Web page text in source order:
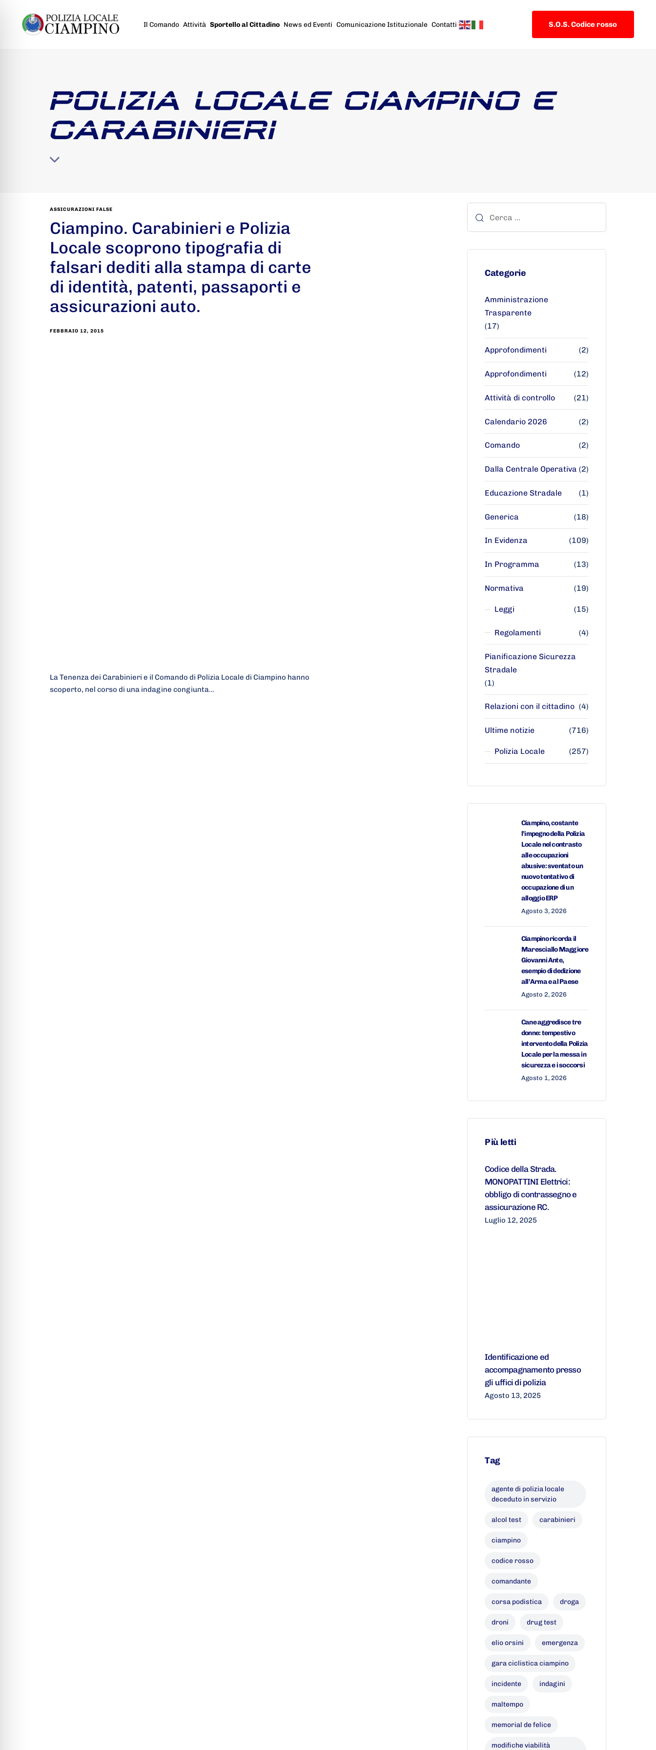
Il Comando Attività Sportello al Cittadino News ed Eventi Comunicazione Istituzionale Contatti S.O.S. Codice rosso
POLIZIA LOCALE CIAMPINO E
CARABINIERI
ASSICURAZIONI FALSE
Ciampino. Carabinieri e Polizia
Locale scoprono tipografia di
falsari dediti alla stampa di carte
di identità, patenti, passaporti e
assicurazioni auto.
FEBBRAIO 12, 2015
La Tenenza dei Carabinieri e il Comando di Polizia Locale di Ciampino hanno
scoperto, nel corso di una indagine congiunta…
Categorie
Amministrazione
Trasparente
(17)
Approfondimenti (2)
Approfondimenti (12)
Attività di controllo (21)
Calendario 2026 (2)
Comando (2)
Dalla Centrale Operativa (2)
Educazione Stradale (1)
Generica (18)
In Evidenza (109)
In Programma (13)
Normativa (19)
Leggi (15)
Regolamenti (4)
Pianificazione Sicurezza
Stradale
(1)
Relazioni con il cittadino (4)
Ultime notizie (716)
Polizia Locale (257)
Ciampino, costante
l’impegno della Polizia
Locale nel contrasto
alle occupazioni
abusive: sventato un
nuovo tentativo di
occupazione di un
alloggio ERP
Agosto 3, 2026
Ciampino ricorda il
Maresciallo Maggiore
Giovanni Ante,
esempio di dedizione
all’Arma e al Paese
Agosto 2, 2026
Cane aggredisce tre
donne: tempestivo
intervento della Polizia
Locale per la messa in
sicurezza e i soccorsi
Agosto 1, 2026
Più letti
Codice della Strada.
MONOPATTINI Elettrici:
obbligo di contrassegno e
assicurazione RC.
Luglio 12, 2025
Identificazione ed
accompagnamento presso
gli uffici di polizia
Agosto 13, 2025
Tag
agente di polizia locale
deceduto in servizio
alcol test carabinieri
ciampino
codice rosso
comandante
corsa podistica droga
droni drug test
elio orsini emergenza
gara ciclistica ciampino
incidente indagini
maltempo
memorial de felice
modifiche viabilità